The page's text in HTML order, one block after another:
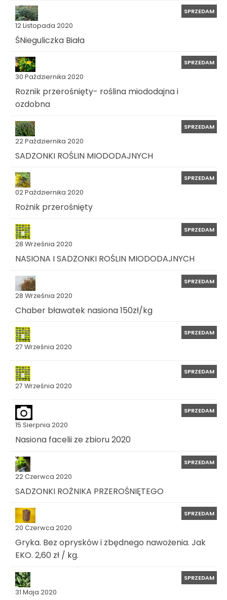
12 Listopada 2020
SPRZEDAM
ŚNieguliczka Biała
30 Października 2020
SPRZEDAM
Roznik przerośnięty- roślina miododajna i
ozdobna
22 Października 2020
SPRZEDAM
SADZONKI ROŚLIN MIODODAJNYCH
02 Października 2020
SPRZEDAM
Rożnik przerośnięty
28 Września 2020
SPRZEDAM
NASIONA I SADZONKI ROŚLIN MIODODAJNYCH
28 Września 2020
SPRZEDAM
Chaber bławatek nasiona 150zł/kg
27 Września 2020
SPRZEDAM
27 Września 2020
SPRZEDAM
15 Sierpnia 2020
SPRZEDAM
Nasiona facelii ze zbioru 2020
22 Czerwca 2020
SPRZEDAM
SADZONKI ROŻNIKA PRZEROŚNIĘTEGO
20 Czerwca 2020
SPRZEDAM
Gryka. Bez oprysków i zbędnego nawożenia. Jak
EKO. 2,60 zł / kg.
31 Maja 2020
SPRZEDAM